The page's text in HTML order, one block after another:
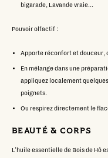
bigarade, Lavande vraie...
Pouvoir olfactif :
Apporte réconfort et douceur,
En mélange dans une
appliquez localement
poignets.
Ou respirez directement le
BEAUTÉ & CORPS
L’huile essentielle de Bois de Hô